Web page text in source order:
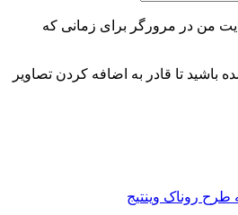
من در مرورگر برای زمانی که
باشید تا قادر به اضافه کردن تصاویر